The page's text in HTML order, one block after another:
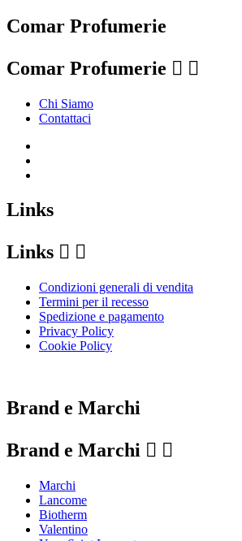
Comar Profumerie
Comar Profumerie  
Chi Siamo
Contattaci
Links
Links  
Condizioni generali di vendita
Termini per il recesso
Spedizione e pagamento
Privacy Policy
Cookie Policy
Brand e Marchi
Brand e Marchi  
Marchi
Lancome
Biotherm
Valentino